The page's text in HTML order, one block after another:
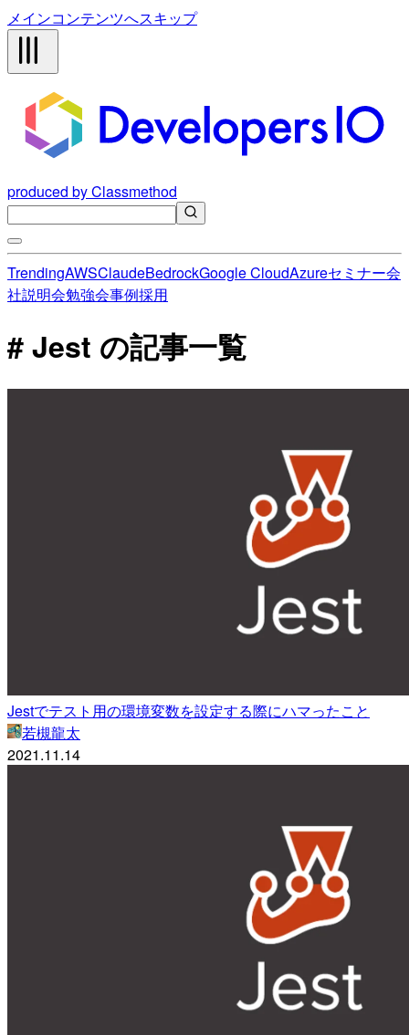
メインコンテンツへスキップ
produced by Classmethod
TrendingAWSClaudeBedrockGoogle CloudAzureセミナー会
社説明会勉強会事例採用
# Jest の記事一覧
Jestでテスト用の環境変数を設定する際にハマったこと
若槻龍太
2021.11.14